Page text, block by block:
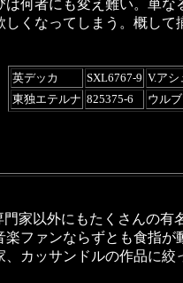
は何者にも変え難い。単
しくなってしまう。概し
英デッカ SXL6767-9 V.ア
東独エテルナ 825375-6 ウル
家以外にもたくさんの
ファンならずとも食指
、カッサンドルの作品に